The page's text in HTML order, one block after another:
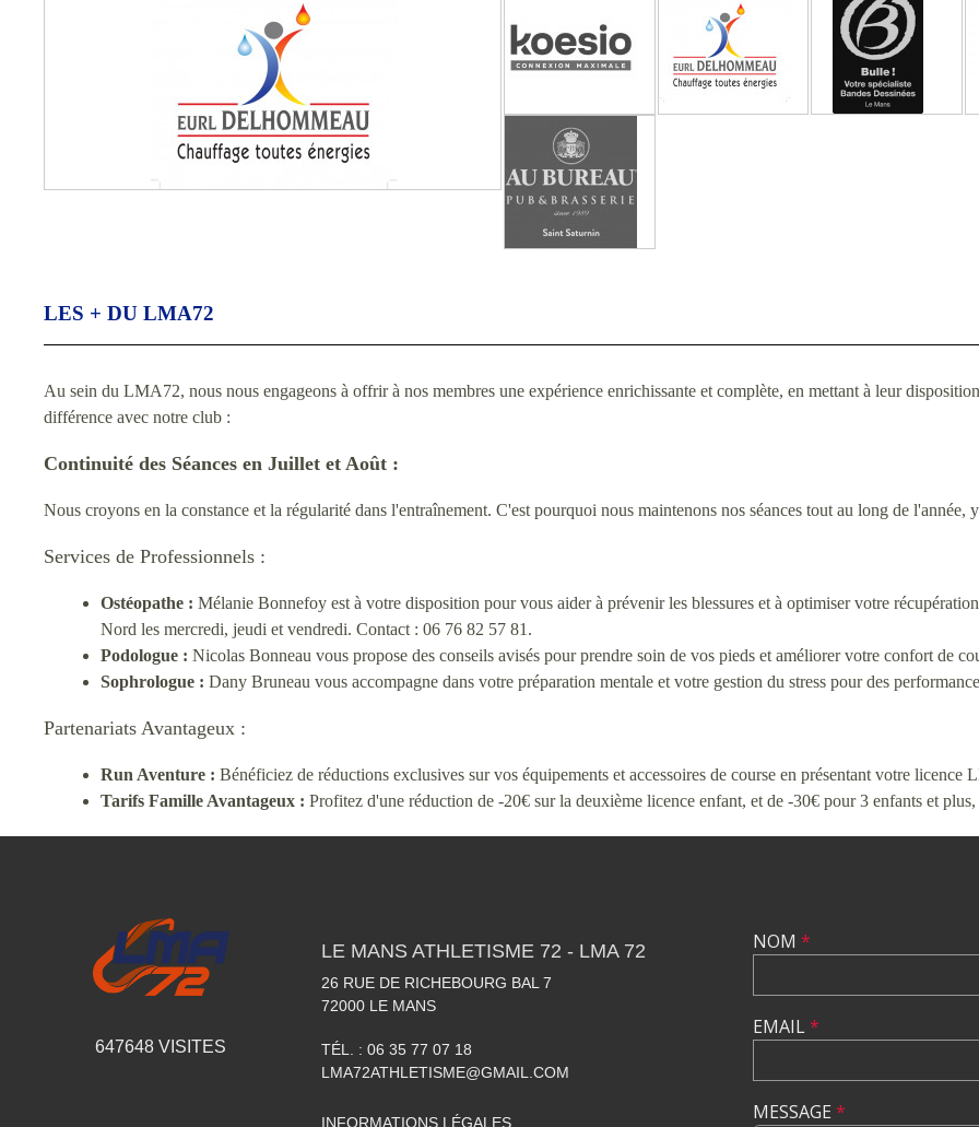
LES + DU LMA72
Au sein du LMA72, nous nous engageons à offrir à nos membres une expérience enrichissante et complète, en mettant à leur
différence avec notre club :
Continuité des Séances en Juillet et Août :
Nous croyons en la constance et la régularité dans l'entraînement. C'est pourquoi nous maintenons nos séances tout au long de
Services de Professionnels :
Ostéopathe : Mélanie Bonnefoy est à votre disposition pour vous aider à prévenir les blessures et à optimiser votre
Nord les mercredi, jeudi et vendredi. Contact : 06 76 82 57 81.
Podologue : Nicolas Bonneau vous propose des conseils avisés pour prendre soin de vos pieds et améliorer votre confort de
Sophrologue : Dany Bruneau vous accompagne dans votre préparation mentale et votre gestion du stress pour des
Partenariats Avantageux :
Run Aventure : Bénéficiez de réductions exclusives sur vos équipements et accessoires de course en présentant votre licence
Tarifs Famille Avantageux : Profitez d'une réduction de -20€ sur la deuxième licence enfant, et de -30€ pour 3 enfants et
647648 VISITES
LE MANS ATHLETISME 72 - LMA 72
26 RUE DE RICHEBOURG BAL 7
72000 LE MANS
TÉL. : 06 35 77 07 18
LMA72ATHLETISME@GMAIL.COM
INFORMATIONS LÉGALES
NOM *
EMAIL*
MESSAGE *